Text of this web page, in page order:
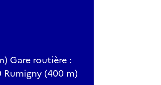
Gare routière :
Rumigny (400 m)